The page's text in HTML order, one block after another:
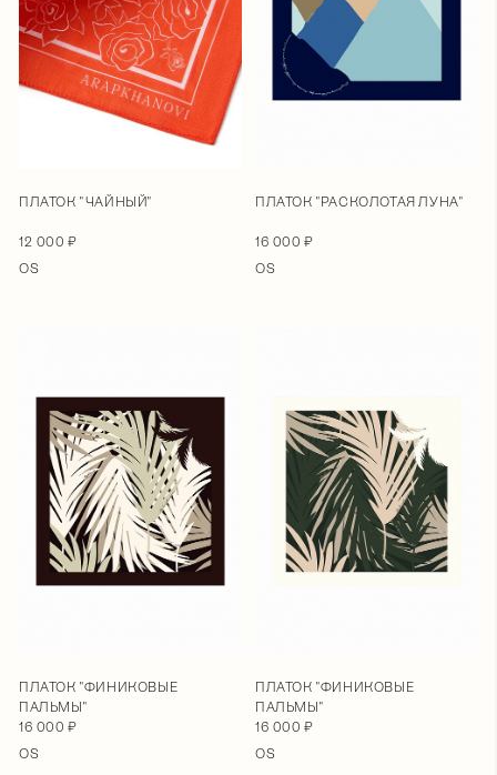
ПЛАТОК "ЧАЙНЫЙ"
12 000 ₽
OS
ПЛАТОК "РАСКОЛОТАЯ ЛУНА"
16 000 ₽
OS
ПЛАТОК "ФИНИКОВЫЕ
ПАЛЬМЫ"
16 000 ₽
OS
ПЛАТОК "ФИНИКОВЫЕ
ПАЛЬМЫ"
16 000 ₽
OS